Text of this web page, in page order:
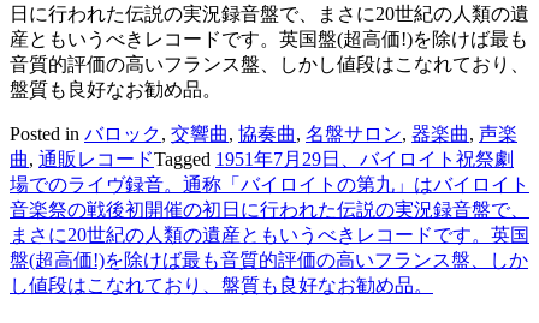
日に行われた伝説の実況録音盤で、まさに20世紀の人類の遺
産ともいうべきレコードです。英国盤(超高価!)を除けば最も
音質的評価の高いフランス盤、しかし値段はこなれており、
盤質も良好なお勧め品。
Posted in バロック, 交響曲, 協奏曲, 名盤サロン, 器楽曲, 声楽
曲, 通販レコードTagged 1951年7月29日、バイロイト祝祭劇
場でのライヴ録音。通称「バイロイトの第九」はバイロイト
音楽祭の戦後初開催の初日に行われた伝説の実況録音盤で、
まさに20世紀の人類の遺産ともいうべきレコードです。英国
盤(超高価!)を除けば最も音質的評価の高いフランス盤、しか
し値段はこなれており、盤質も良好なお勧め品。